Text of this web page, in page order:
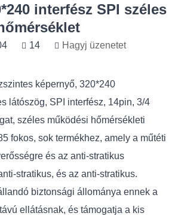
interfész SPI széles
14 Hagyj üzenetet
képernyő, 320*240
látószög, SPI interfész, 14pin, 3/4
széles működési hőmérsékleti
fokos, sok termékhez, amely a műtéti
és az anti-stratikus
stratikus, és az anti-stratikus.
biztonsági állománya ennek a
ellátásnak, és támogatja a kis